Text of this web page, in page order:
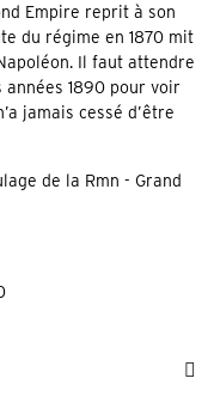
Empire reprit à son
du régime en 1870 mit
Il faut attendre
1890 pour voir
jamais cessé d’être
de la Rmn - Grand